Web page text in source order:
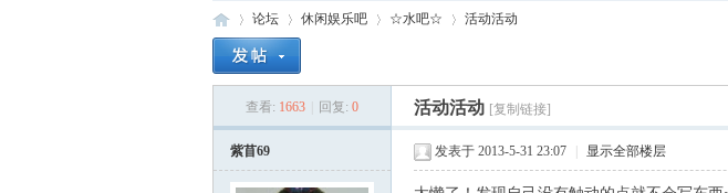
论坛
›
休闲娱乐吧 ☆水吧☆
›
活动活动
查看: 1663 回复: 0 活动活动 [复制链接]
紫苜69 发表于 2013-5-31 23:07 显示全部楼层